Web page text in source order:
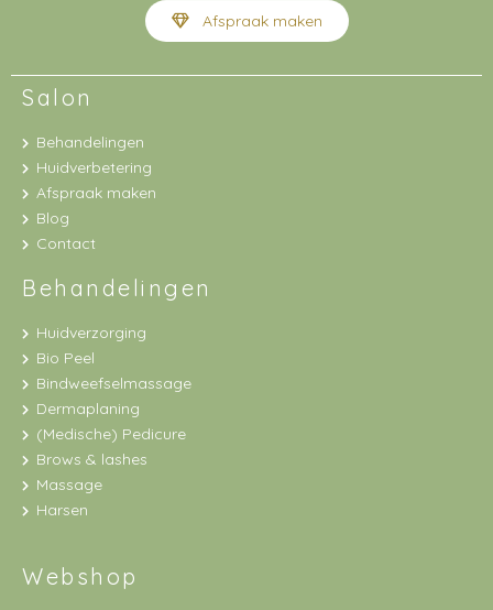
Afspraak maken
Salon
Behandelingen
Huidverbetering
Afspraak maken
Blog
Contact
Behandelingen
Huidverzorging
Bio Peel
Bindweefselmassage
Dermaplaning
(Medische) Pedicure
Brows & lashes
Massage
Harsen
Webshop